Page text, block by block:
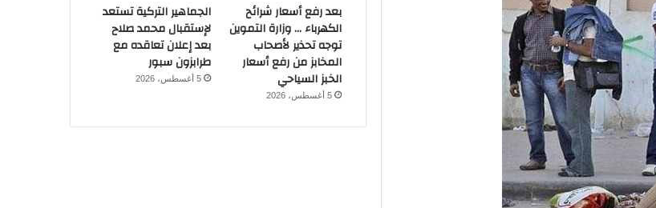
بعد رفع أسعار شرائح
الكهرباء … وزارة التموين
توجه تحذير لأصحاب
المخابز من رفع أسعار
الخبز السياحي
5 أغسطس، 2026
الجماهير التركية تستعد
لإستقبال محمد صلاح
بعد إعلان تعاقده مع
طرابزون سبور
5 أغسطس، 2026